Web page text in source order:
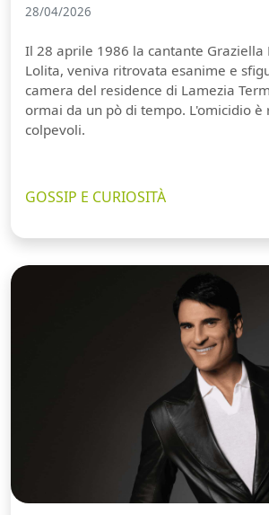
28/04/2026
Il 28 aprile 1986 la cantante Graziella
Lolita, veniva ritrovata esanime e
camera del residence di Lamezia
ormai da un pò di tempo. L'omicidio è
colpevoli.
GOSSIP E CURIOSITÀ